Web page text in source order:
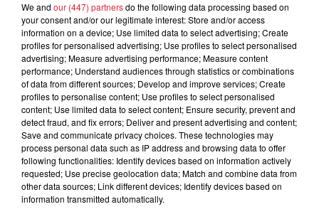
Cassie met fin à une ex-escorte
masculine dans sa bataille...
Des vitres tombent de la tour
Montparnasse : des désaccords
entre...
We and our (447) partnersdo the following data processing based on
your consent and/or our legitimate interest: Store and/or access
information on a device; Use limited data to select advertising; Create
profiles for personalised advertising; Use profiles to select personalised
advertising; Measure advertising performance; Measure content
performance; Understand audiences through statistics or combinations
of data from different sources; Develop and improve services; Create
profiles to personalise content; Use profiles to select personalised
content; Use limited data to select content; Ensure security, prevent and
detect fraud, and fix errors; Deliver and present advertising and content;
Save and communicate privacy choices. These technologies may
process personal data such as IP address and browsing data to offer
following functionalities: Identify devices based on information actively
requested; Use precise geolocation data; Match and combine data from
other data sources; Link different devices; Identify devices based on
information transmitted automatically.